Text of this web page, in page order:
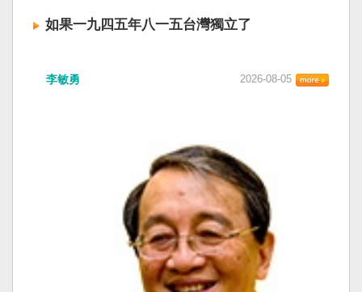
如果一九四五年八一五台灣獨立了
李敏勇 2026-08-05